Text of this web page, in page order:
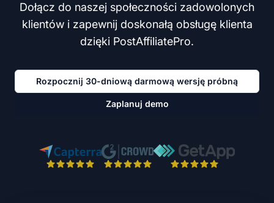
Dołącz do naszej społeczności zadowolonych
klientów i zapewnij doskonałą obsługę klienta
dzięki PostAffiliatePro.
Rozpocznij 30-dniową darmową wersję próbną
Zaplanuj demo